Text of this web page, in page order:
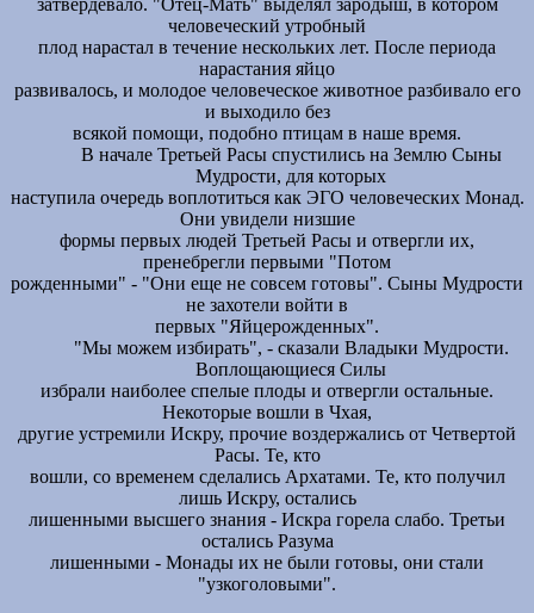
затвердевало. "Отец-Мать" выделял зародыш, в котором
человеческий утробный
плод нарастал в течение нескольких лет. После периода
нарастания яйцо
развивалось, и молодое человеческое животное разбивало его
и выходило без
всякой помощи, подобно птицам в наше время.
В начале Третьей Расы спустились на Землю Сыны
Мудрости, для которых
наступила очередь воплотиться как ЭГО человеческих Монад.
Они увидели низшие
формы первых людей Третьей Расы и отвергли их,
пренебрегли первыми "Потом
рожденными" - "Они еще не совсем готовы". Сыны Мудрости
не захотели войти в
первых "Яйцерожденных".
"Мы можем избирать", - сказали Владыки Мудрости.
Воплощающиеся Силы
избрали наиболее спелые плоды и отвергли остальные.
Некоторые вошли в Чхая,
другие устремили Искру, прочие воздержались от Четвертой
Расы. Те, кто
вошли, со временем сделались Архатами. Те, кто получил
лишь Искру, остались
лишенными высшего знания - Искра горела слабо. Третьи
остались Разума
лишенными - Монады их не были готовы, они стали
"узкоголовыми".